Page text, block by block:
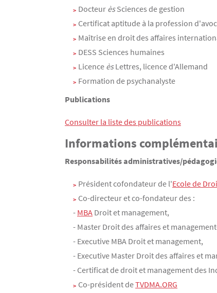
Docteur èsSciences de gestion
Certificat aptitude à la profession
Maîtrise en droit des affaires
DESS Sciences humaines
Licence èsLettres, licence d'Allemand
Formation de psychanalyste
Publications
Consulter la liste des publications
Informations
Responsabilités administratives/
Président cofondateur de l'Ecole de
Co-directeur et co-fondateur des :
- MBA Droit et management,
- Master Droit des affaires et
- Executive MBA Droit et management,
- Executive Master Droit des affaires et
- Certificat de droit et management des
Co-président deTVDMA.ORG